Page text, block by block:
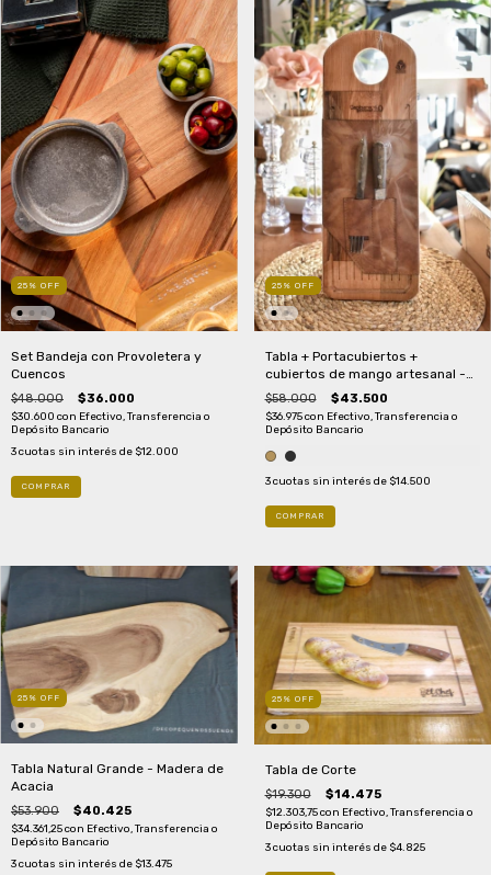
25 % OFF
Set Bandeja con Provoletera y
Cuencos
$48.000 $36.000
$30.600 con Efectivo, Transferencia o
Depósito Bancario
3cuotas sin interés de $12.000
25 % OFF
Tabla + Portacubiertos +
cubiertos de mango artesanal -
40 cm
$58.000 $43.500
$36.975con Efectivo, Transferencia o
Depósito Bancario
3 cuotas sin interés de $14.500
COMPRAR
25 % OFF
Tabla Natural Grande - Madera de
Acacia
$53.900 $40.425
$34.361,25con Efectivo, Transferencia o
Depósito Bancario
3cuotas sin interés de $13.475
25 % OFF
Tabla de Corte
$19.300 $14.475
$12.303,75con Efectivo, Transferencia o
Depósito Bancario
3 cuotas sin interés de $4.825